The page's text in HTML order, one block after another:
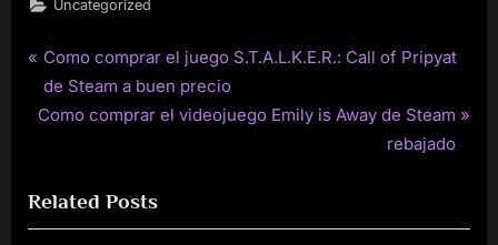
Uncategorized
Post
navigation
P
r
e
o
u
Como comprar el juego S.T.A.L.K.E.R.: Call of Pripyat
de Steam a buen precio
N
t
P
Como comprar el videojuego Emily is Away de Steam
rebajado
Related Posts